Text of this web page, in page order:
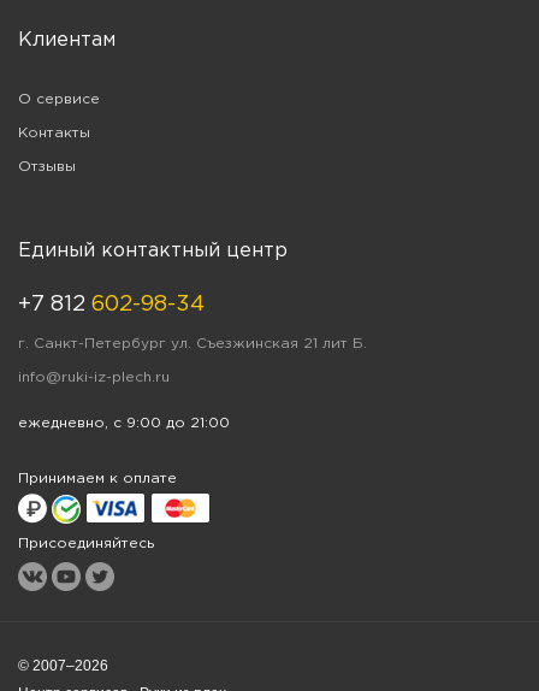
Клиентам
О сервисе
Контакты
Отзывы
Единый контактный центр
+7 812 602-98-34
г. Санкт-Петербург ул. Съезжинская 21 лит Б.
info@ruki-iz-plech.ru
ежедневно, с 9:00 до 21:00
Принимаем к оплате
Присоединяйтесь
© 2007–2026